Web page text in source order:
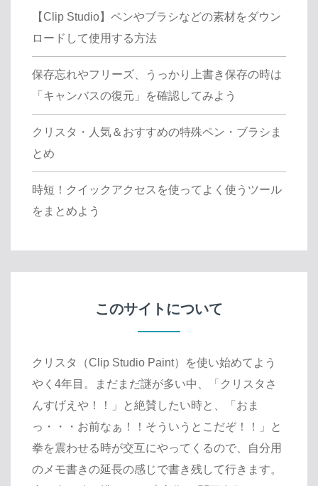
【Clip Studio】ペンやブラシなどの素材をダウン
ロードして使用する方法
保存忘れやフリーズ、うっかり上書き保存の時は
「キャンバスの復元」を確認してみよう
クリスタ・人気＆おすすめの特殊ペン・ブラシま
とめ
時短！クイックアクセスを使ってよく使うツール
をまとめよう
このサイトについて
クリスタ（Clip Studio Paint）を使い始めてよう
やく4年目。まだまだ謎が多い中、「クリスタさ
んすげえや！！」と絶賛したい時と、「おま
っ・・・お前なぁ！！そういうとこだぞ！！」と
拳を震わせる時が交互にやってくるので、自分用
のメモ書きの延長の感じで書き残して行きます。